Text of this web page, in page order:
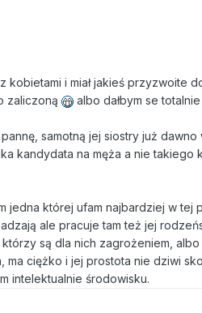
kobietami i miał jakieś przyzwoite
zaliczoną
albo dałbym se
samotną jej siostry już dawno
kandydata na męża a nie takiego
jedna której ufam najbardziej w tej
ale pracuje tam też jej
są dla nich zagrożeniem, albo
ma ciężko i jej prostota nie dziwi
intelektualnie środowisku.